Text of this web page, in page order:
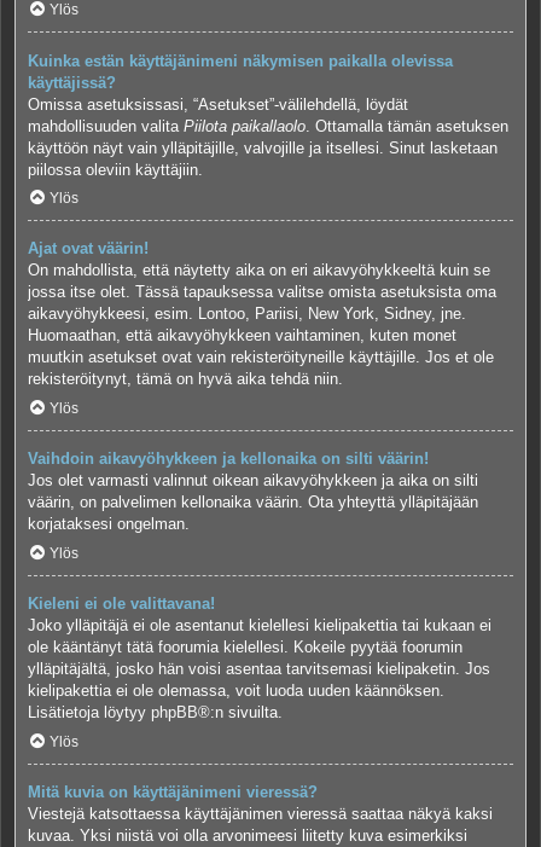
Ylös
Kuinka estän käyttäjänimeni näkymisen paikalla olevissa
käyttäjissä?
Omissa asetuksissasi, “Asetukset”-välilehdellä, löydät
mahdollisuuden valita Piilota paikallaolo . Ottamalla tämän asetuksen
käyttöön näyt vain ylläpitäjille, valvojille ja itsellesi. Sinut lasketaan
piilossa oleviin käyttäjiin.
Ylös
Ajat ovat väärin!
On mahdollista, että näytetty aika on eri aikavyöhykkeeltä kuin se
jossa itse olet. Tässä tapauksessa valitse omista asetuksista oma
aikavyöhykkeesi, esim. Lontoo, Pariisi, New York, Sidney, jne.
Huomaathan, että aikavyöhykkeen vaihtaminen, kuten monet
muutkin asetukset ovat vain rekisteröityneille käyttäjille. Jos et ole
rekisteröitynyt, tämä on hyvä aika tehdä niin.
Ylös
Vaihdoin aikavyöhykkeen ja kellonaika on silti väärin!
Jos olet varmasti valinnut oikean aikavyöhykkeen ja aika on silti
väärin, on palvelimen kellonaika väärin. Ota yhteyttä ylläpitäjään
korjataksesi ongelman.
Ylös
Kieleni ei ole valittavana!
Joko ylläpitäjä ei ole asentanut kielellesi kielipakettia tai kukaan ei
ole kääntänyt tätä foorumia kielellesi. Kokeile pyytää foorumin
ylläpitäjältä, josko hän voisi asentaa tarvitsemasi kielipaketin. Jos
kielipakettia ei ole olemassa, voit luoda uuden käännöksen.
Lisätietoja löytyy phpBB®:n sivuilta.
Ylös
Mitä kuvia on käyttäjänimeni vieressä?
Viestejä katsottaessa käyttäjänimen vieressä saattaa näkyä kaksi
kuvaa. Yksi niistä voi olla arvonimeesi liitetty kuva esimerkiksi